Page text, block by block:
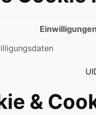
Einwilligungen
&